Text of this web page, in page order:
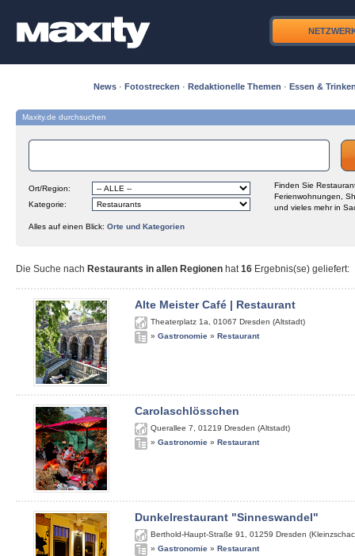
News · Fotostrecken · Redaktionelle Themen · Essen &
Maxity.de durchsuchen
Ort/Region:
Kategorie:
Finden Sie
Ferienwohnungen,
und vieles mehr in
Alles auf einen Blick: Orte und Kategorien
Die Suche nach Restaurants in allen Regionen hat16 Ergebnis(se) geliefert:
Alte Meister Café | Restaurant
Theaterplatz 1a 01067 Dresden (Altstadt)
» Gastronomie » Restaurant
Carolaschlösschen
Querallee 7 01219 Dresden (Altstadt)
» Gastronomie » Restaurant
Dunkelrestaurant "Sinneswandel"
Berthold-Haupt-Straße 91 01259 Dresden
» Gastronomie » Restaurant